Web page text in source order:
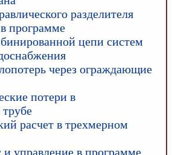
разделителя
программе
цепи систем
через ограждающие
потери в
расчет в трехмерном
управление в программе